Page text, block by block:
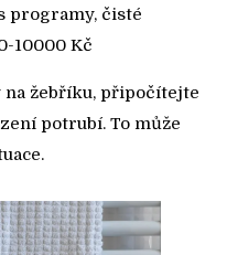
programy, čisté
10000 Kč
žebříku, připočítejte
potrubí. To může